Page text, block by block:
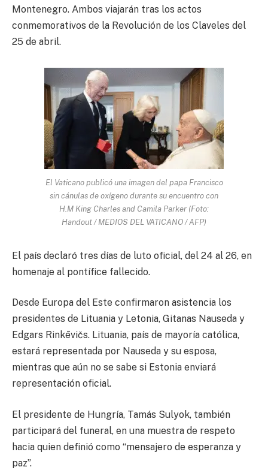
Montenegro. Ambos viajarán tras los actos
conmemorativos de la Revolución de los Claveles del
25 de abril.
El Vaticano publicó una imagen del papa Francisco
sin cánulas de oxígeno durante su encuentro con
H.M King Charles and Camila Parker (Foto:
Handout / MEDIOS DEL VATICANO / AFP)
El país declaró tres días de luto oficial, del 24 al 26, en
homenaje al pontífice fallecido.
Desde Europa del Este confirmaron asistencia los
presidentes de Lituania y Letonia, Gitanas Nauseda y
Edgars Rinkēvičs. Lituania, país de mayoría católica,
estará representada por Nauseda y su esposa,
mientras que aún no se sabe si Estonia enviará
representación oficial.
El presidente de Hungría, Tamás Sulyok, también
participará del funeral, en una muestra de respeto
hacia quien definió como “mensajero de esperanza y
paz”.